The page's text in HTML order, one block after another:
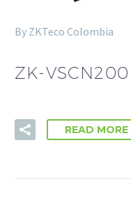
By ZKTeco Colombia
ZK-VSCN200
READ MORE